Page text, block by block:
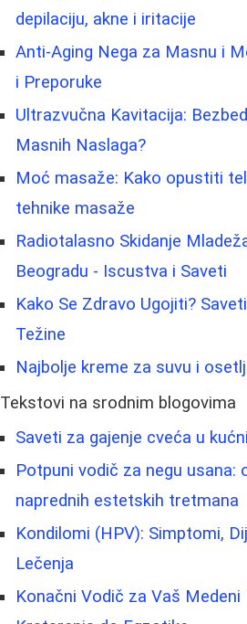
depilaciju, akne i iritacije
Anti-Aging Nega za Masnu i
i Preporuke
Ultrazvučna Kavitacija:
Masnih Naslaga?
Moć masaže: Kako opustiti
tehnike masaže
Radiotalasno Skidanje
Beogradu - Iscustva i Saveti
Kako Se Zdravo Ugojiti?
Težine
Najbolje kreme za suvu i
Tekstovi na srodnim blogovima
Saveti za gajenje cveća u
Potpuni vodič za negu usana:
naprednih estetskih tretmana
Kondilomi (HPV): Simptomi,
Lečenja
Konačni Vodič za Vaš Medeni